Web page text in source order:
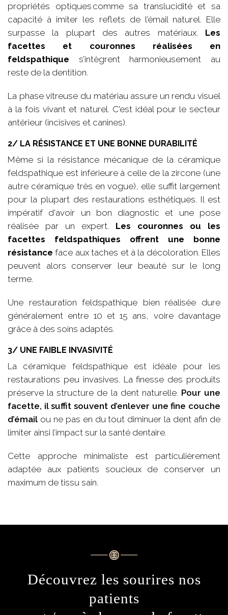
propriétés optiques comme sa translucidité et sa
capacité à imiter les reflets de l’émail naturel. Elle
surpasse la plupart des autres matériaux. Les
facettes et couronnes réalisées en
feldspathique s’intègrent harmonieusement au
reste de la dentition.
La phase vitreuse du matériau assure un rendu visuel
à la fois vivant et naturel. C'est idéal pour le secteur
antérieur (incisives et canines).
2/ LA RÉSISTANCE ET UNE BONNE DURABILITÉ
Même si la résistance mécanique de la céramique
feldspathique est inférieure à celle de la zircone (une
autre céramique très en vogue), elle suffit largement
pour la plupart des restaurations esthétiques. Il est
impératif d'avoir un bon diagnostic et une pose
réalisée par un expert. Les couronnes ou les
facettes feldspathiques offrent une bonne
résistance face aux taches et à la décoloration. Elles
peuvent alors conserver leur beauté sur le long
terme.
Une restauration feldspathique bien réalisée dure
généralement entre 10 et 15 ans, voire davantage
grâce à des soins adaptés.
3/ UNE FAIBLE INVASIVITÉ
La céramique feldspathique est idéale pour les
restaurations peu invasives. La finesse des produits
préserve la structure de la dent naturelle. Pour une
facette, il suffit souvent d’enlever une fine couche
d’émail ou ne pas en du tout diminuer la dent afin de
limiter ainsi l’impact sur la santé dentaire.
Cette approche minimaliste est particulièrement
adaptée aux patients soucieux de conserver un
maximum de tissu sain.
Découvrez les sourires nos
patients